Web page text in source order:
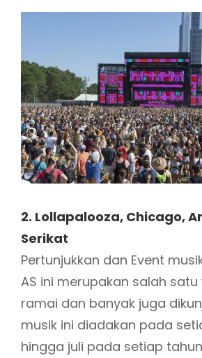
2. Lollapalooza, Chicago,
Serikat
Pertunjukkan dan Event
AS ini merupakan salah
ramai dan banyak juga
musik ini diadakan pada
hingga juli pada setiap